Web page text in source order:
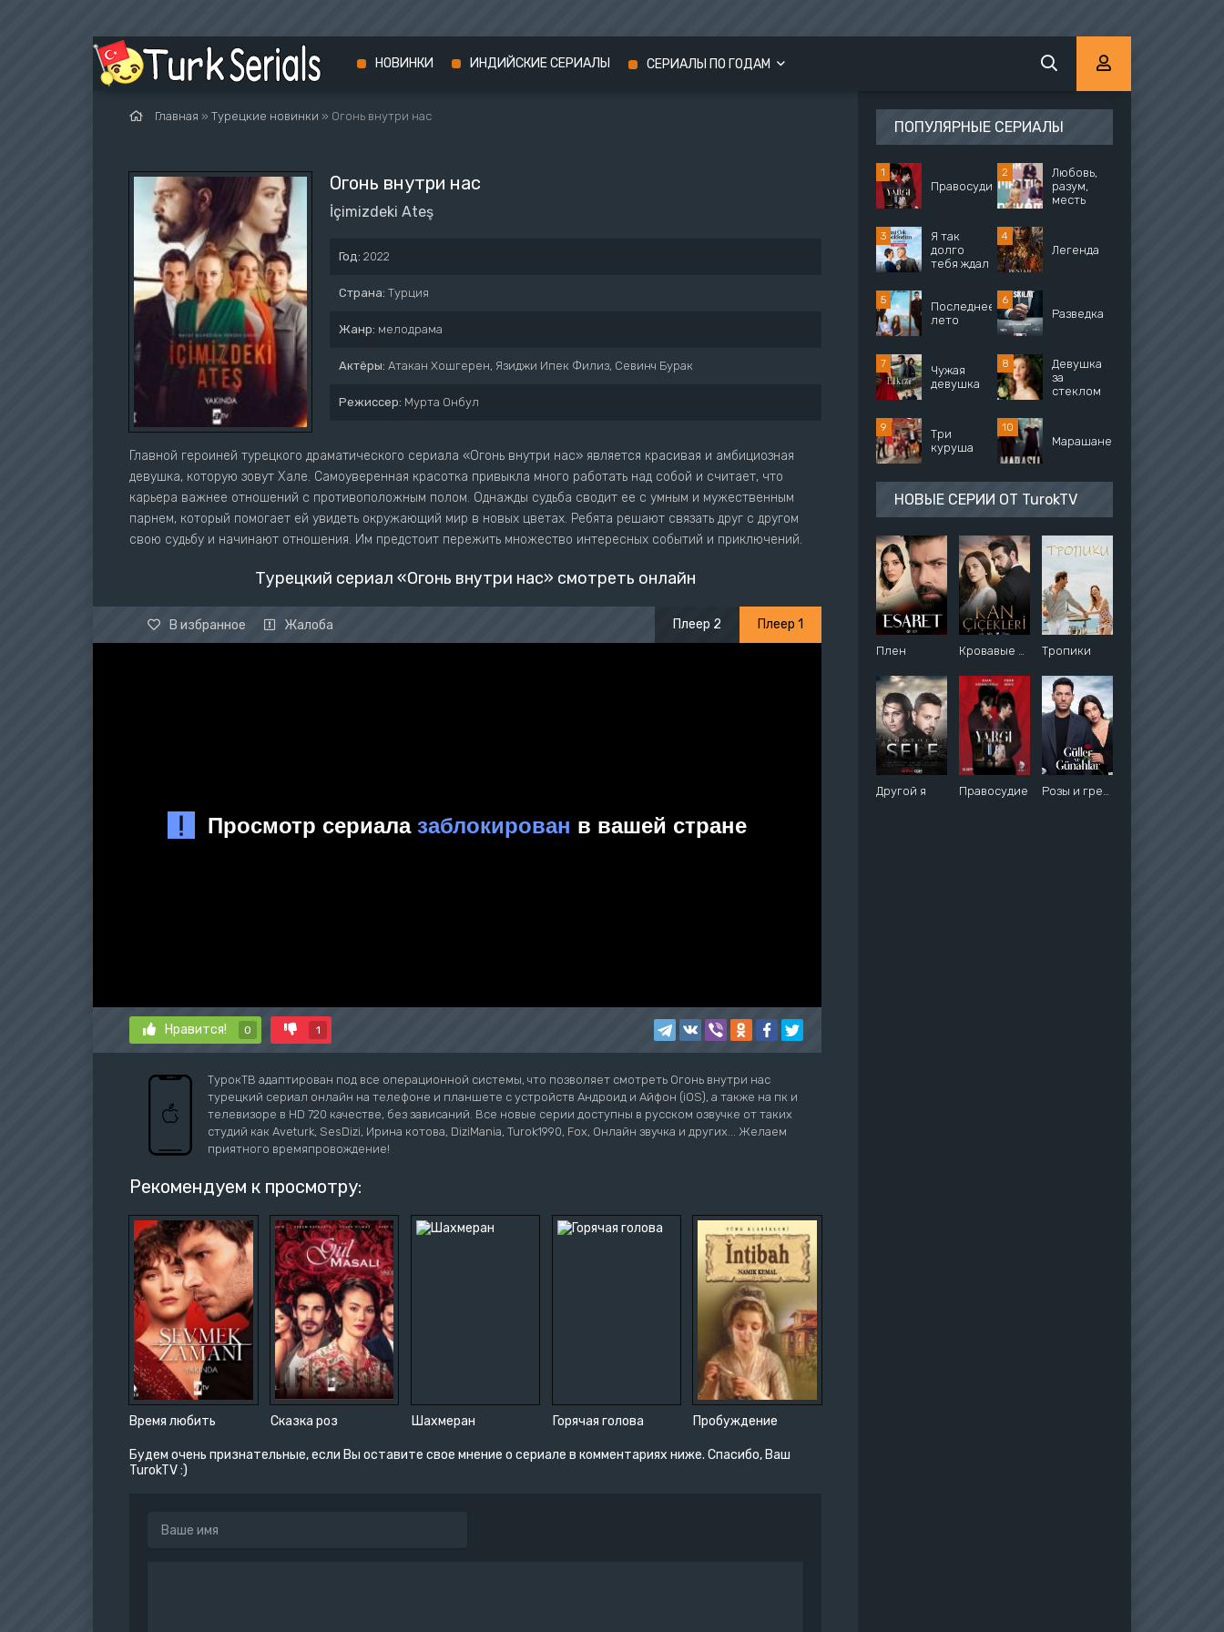
Главная » Турецкие новинки » Огонь внутри нас
Огонь внутри нас
İçimizdeki Ateş
Год: 2022
Страна: Турция
Жанр: мелодрама
Актёры: Атакан Хошгерен, Язиджи Ипек Филиз, Севинч Бурак
Режиссер: Мурта Онбул
Главной героиней турецкого драматического сериала «Огонь внутри нас» является красивая и амбициозная
девушка, которую зовут Хале. Самоуверенная красотка привыкла много работать над собой и считает, что
карьера важнее отношений с противоположным полом. Однажды судьба сводит ее с умным и мужественным
парнем, который помогает ей увидеть окружающий мир в новых цветах. Ребята решают связать друг с другом
свою судьбу и начинают отношения. Им предстоит пережить множество интересных событий и приключений.
Турецкий сериал «Огонь внутри нас» смотреть онлайн
В избранное Жалоба Плеер 1
Плеер 2
Нравится! 0 1
ТурокТВ адаптирован под все операционной системы, что позволяет смотреть Огонь внутри нас
турецкий сериал онлайн на телефоне и планшете с устройств Андроид и Айфон (iOS), а также на пк и
телевизоре в HD 720 качестве, без зависаний. Все новые серии доступны в русском озвучке от таких
студий как Aveturk, SesDizi, Ирина котова, DiziMania, Turok1990, Fox, Онлайн звучка и других... Желаем
приятного времяпровождение!
Рекомендуем к просмотру:
Время любить Сказка роз Шахмеран Горячая голова Пробуждение
Будем очень признательные, если Вы оставите свое мнение о сериале в комментариях ниже. Спасибо, Ваш
TurokTV :)
ПОПУЛЯРНЫЕ СЕРИАЛЫ
Правосудие
Любовь,
разум,
месть
Я так
долго
тебя ждал
Легенда
Последнее
лето
Разведка
Чужая
девушка
Девушка
за
стеклом
Три
куруша
Марашанец
НОВЫЕ СЕРИИ ОТ TurokTV
Плен Кровавые цветы Тропики
Другой я Правосудие Розы и грехи
НОВИНКИ ИНДИЙСКИЕ СЕРИАЛЫ СЕРИАЛЫ ПО ГОДАМ